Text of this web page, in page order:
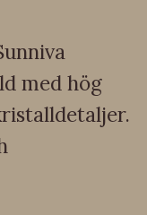
med hög